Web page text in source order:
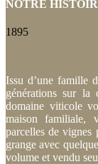
NOTRE
1895
Issu d’une famille
générations sur
domaine viticole
maison familiale,
parcelles de vignes
grange avec
volume et vendu